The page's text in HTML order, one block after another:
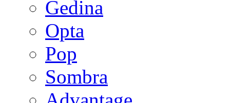
Gedina
Opta
Pop
Sombra